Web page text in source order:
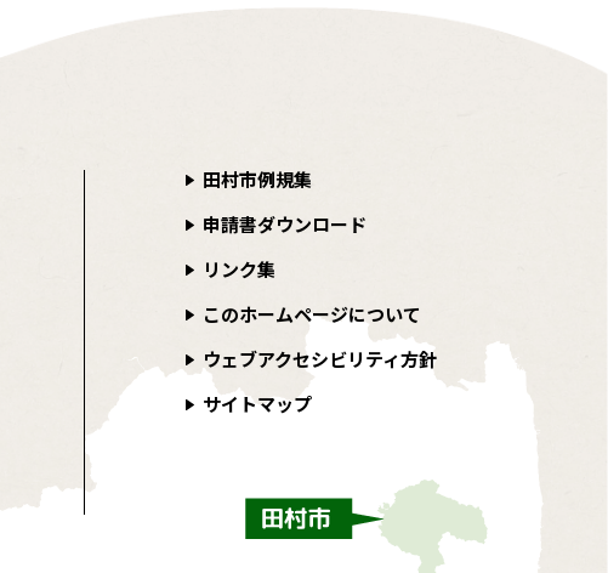
田村市例規集
申請書ダウンロード
リンク集
このホームページについて
ウェブアクセシビリティ方針
サイトマップ